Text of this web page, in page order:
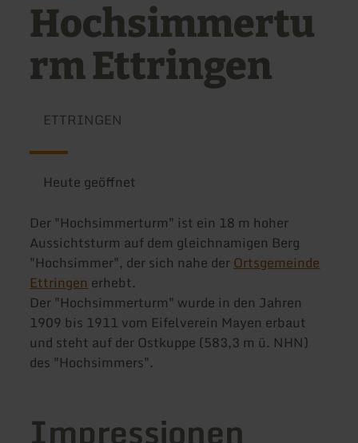
Hochsimmertu
rm Ettringen
ETTRINGEN
Heute geöffnet
Der "Hochsimmerturm" ist ein 18 m hoher
Aussichtsturm auf dem gleichnamigen Berg
"Hochsimmer", der sich nahe derOrtsgemeinde
Ettringenerhebt.
Der "Hochsimmerturm" wurde in den Jahren
1909 bis 1911 vom Eifelverein Mayen erbaut
und steht auf der Ostkuppe (583,3 m ü. NHN)
des "Hochsimmers".
Impressionen